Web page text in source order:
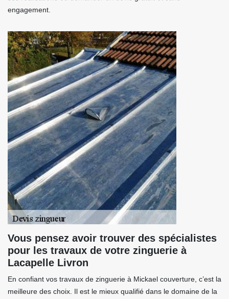
engagement.
Vous pensez avoir trouver des spécialistes
pour les travaux de votre zinguerie à
Lacapelle Livron
En confiant vos travaux de zinguerie à Mickael couverture, c’est la
meilleure des choix. Il est le mieux qualifié dans le domaine de la